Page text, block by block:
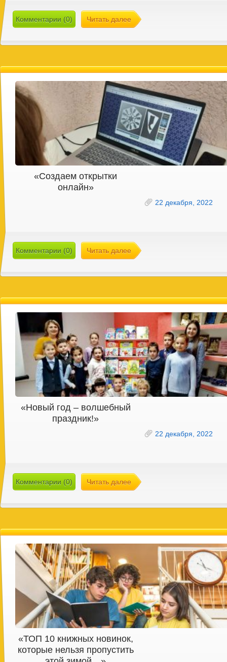
Комментарии (0) Читать далее
«Создаем открытки
онлайн»
22 декабря, 2022
Комментарии (0) Читать далее
«Новый год – волшебный
праздник!»
22 декабря, 2022
Комментарии (0) Читать далее
«ТОП 10 книжных новинок,
которые нельзя пропустить